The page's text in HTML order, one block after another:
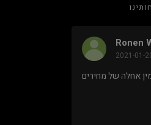
Ronen
2021-01-